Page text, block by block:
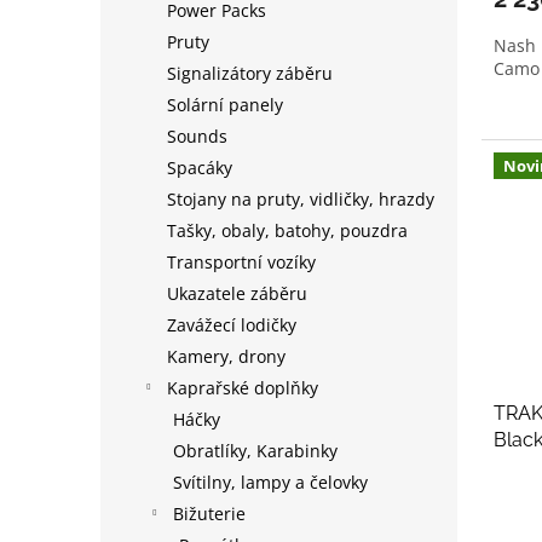
Power Packs
Pruty
Signalizátory záběru
Solární panely
Sounds
Spacáky
Stojany na pruty, vidličky, hrazdy
Tašky, obaly, batohy, pouzdra
Transportní vozíky
Ukazatele záběru
Zavážecí lodičky
Kamery, drony
Kaprařské doplňky
Háčky
Obratlíky, Karabinky
Svítilny, lampy a čelovky
Bižuterie
Nash
Camo
Black